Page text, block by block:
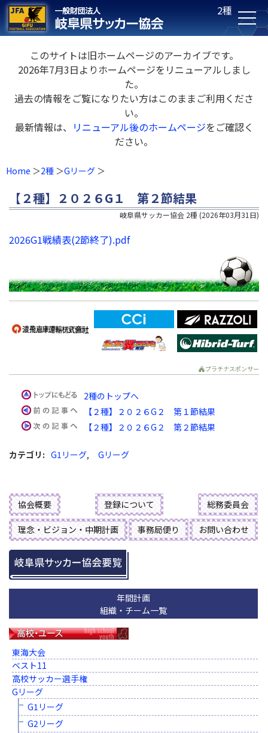
2種
このサイトは旧ホームページのアーカイブです。
2026年7月3日よりホームページをリニューアルしまし
た。
過去の情報をご覧になりたい方はこのままご利用くださ
い。
最新情報は、 リニューアル後のホームページをご確認く
ださい。
Home 2種 Gリーグ
【２種】２０２６G１ 第２節結果
岐阜県サッカー協会 2種 (2026年03月31日)
2026G1戦績表(2節終了).pdf
プラチナスポンサー
2種のトップへ
【２種】２０２６G２ 第１節結果
【２種】２０２６G２ 第２節結果
カテゴリ : G1リーグ, Gリーグ
協会概要 登録について 総務委員会
理念・ビジョン・中期計画 事務局便り お問い合わせ
年間計画
組織・チーム一覧
東海大会
ベスト11
高校サッカー選手権
Gリーグ
G1リーグ
G2リーグ